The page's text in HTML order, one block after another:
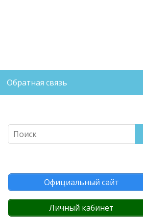
Обратная связь
Официальный сайт
Личный кабинет